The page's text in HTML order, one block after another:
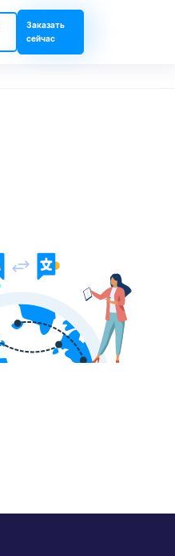
Заказать
сейчас